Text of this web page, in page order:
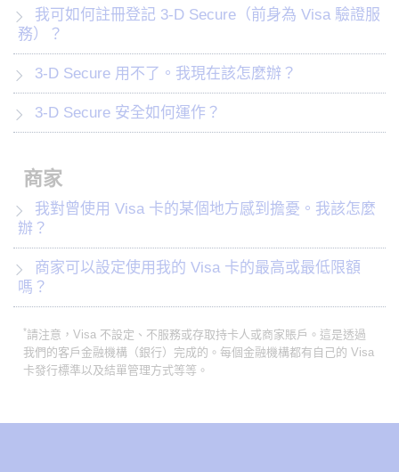
務）？
3-D Secure 用不了。我現在該怎麼辦？
3-D Secure 安全如何運作？
商家
辦？
嗎？
*請注意，Visa 不設定、不服務或存取持卡人或商家賬戶。這是透過
我們的客戶金融機構（銀行）完成的。每個金融機構都有自己的 Visa
卡發行標準以及結單管理方式等等。